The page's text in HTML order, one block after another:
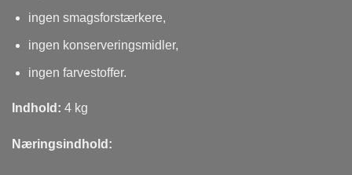
ingen smagsforstærkere,
ingen konserveringsmidler,
ingen farvestoffer.
Indhold: 4 kg
Næringsindhold: